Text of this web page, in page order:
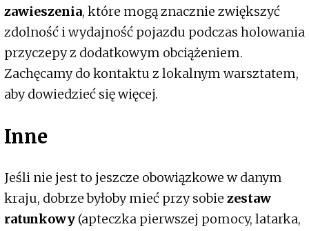
zawieszenia, które mogą znacznie zwiększyć
zdolność i wydajność pojazdu podczas holowania
przyczepy z dodatkowym obciążeniem.
Zachęcamy do kontaktu z lokalnym warsztatem,
aby dowiedzieć się więcej.
Inne
Jeśli nie jest to jeszcze obowiązkowe w danym
kraju, dobrze byłoby mieć przy sobie zestaw
ratunkowy (apteczka pierwszej pomocy, latarka,